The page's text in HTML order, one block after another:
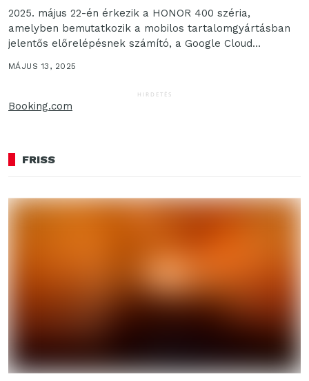
2025. május 22-én érkezik a HONOR 400 széria,
amelyben bemutatkozik a mobilos tartalomgyártásban
jelentős előrelépésnek számító, a Google Cloud
technológia által kifejlesztett AI Kép videóvá...
MÁJUS 13, 2025
HIRDETÉS
Booking.com
FRISS